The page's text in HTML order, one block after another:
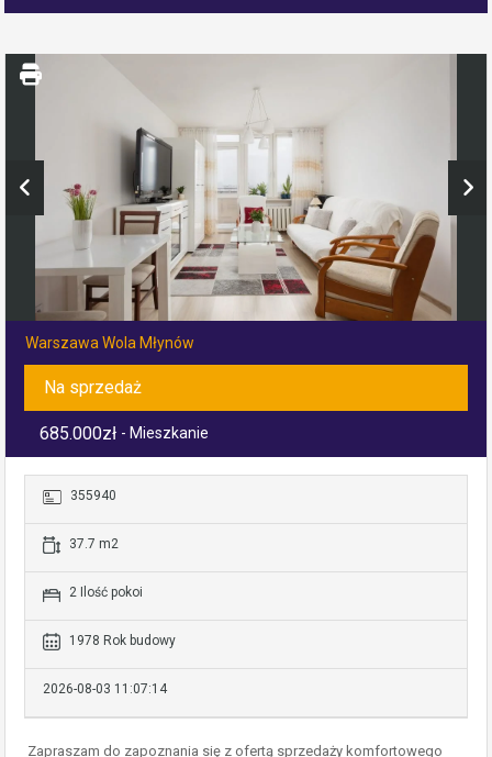
Warszawa Wola Młynów
Na sprzedaż
685.000zł - Mieszkanie
355940
37.7 m2
2 Ilość pokoi
1978 Rok budowy
2026-08-03 11:07:14
Zapraszam do zapoznania się z ofertą sprzedaży komfortowego